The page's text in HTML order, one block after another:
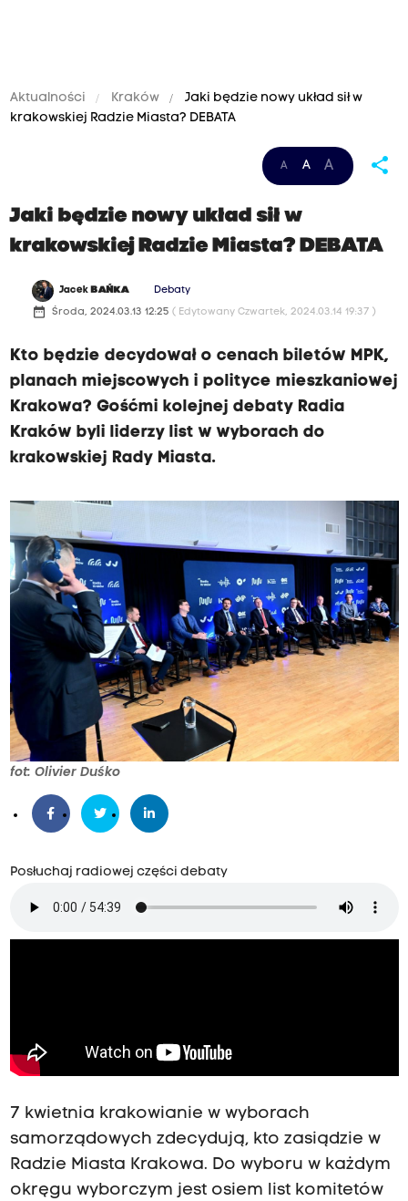
Aktualności Kraków
Jaki będzie nowy układ sił w
krakowskiej Radzie Miasta? DEBATA
A A A share
Jaki będzie nowy układ sił w
krakowskiej Radzie Miasta? DEBATA
Jacek BAŃKA Debaty
date_range Środa, 2024.03.13 12:25 ( Edytowany Czwartek, 2024.03.14 19:37 )
Kto będzie decydował o cenach biletów MPK,
planach miejscowych i polityce mieszkaniowej
Krakowa? Gośćmi kolejnej debaty Radia
Kraków byli liderzy list w wyborach do
krakowskiej Rady Miasta.
fot: Olivier Duśko
Posłuchaj radiowej części debaty
7 kwietnia krakowianie w wyborach
samorządowych zdecydują, kto zasiądzie w
Radzie Miasta Krakowa. Do wyboru w każdym
okręgu wyborczym jest osiem list komitetów